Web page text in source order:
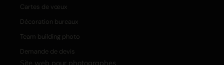
Cartes de vœux
Décoration bureaux
Team building photo
Demande de devis
Site web pour photographes